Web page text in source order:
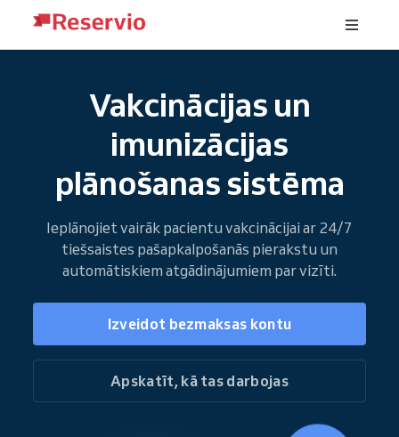
Vakcinācijas un
imunizācijas
plānošanas sistēma
Ieplānojiet vairāk pacientu vakcinācijai ar 24/7
tiešsaistes pašapkalpošanās pierakstu un
automātiskiem atgādinājumiem par vizīti.
Izveidot bezmaksas kontu
Apskatīt, kā tas darbojas